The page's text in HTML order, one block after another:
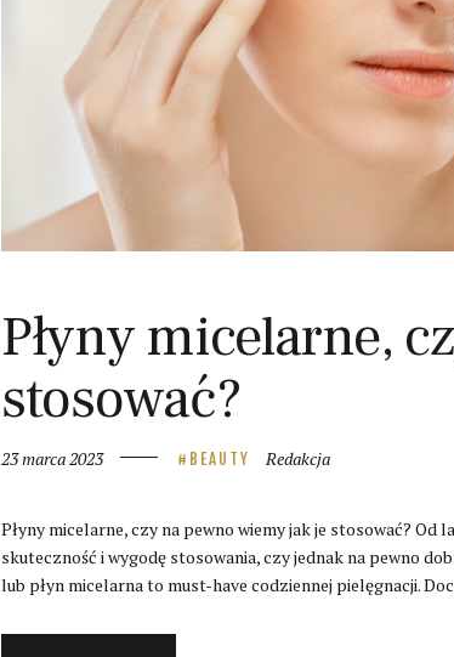
Płyny micelarne,
stosować?
23 marca 2023 BEAUTY Redakcja
Płyny micelarne, czy na pewno wiemy jak je stosować?
skuteczność i wygodę stosowania, czy jednak na pewno
lub płyn micelarna to must-have codziennej pielęgnacji.